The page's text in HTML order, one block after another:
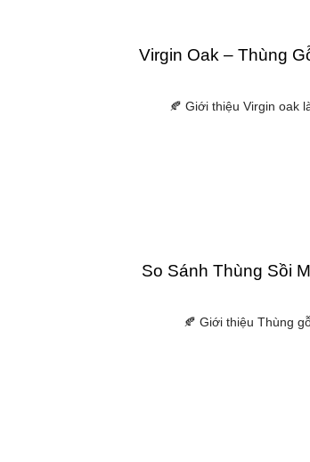
Virgin Oak – Thùng
🍂 Giới thiệu Virgin oak
So Sánh Thùng Sồi
🍂 Giới thiệu Thùng